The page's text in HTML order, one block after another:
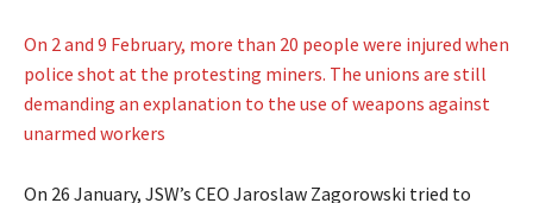
On 2 and 9 February, more than 20 people were injured when
police shot at the protesting miners. The unions are still
demanding an explanation to the use of weapons against
unarmed workers
On 26 January, JSW’s CEO Jaroslaw Zagorowski tried to